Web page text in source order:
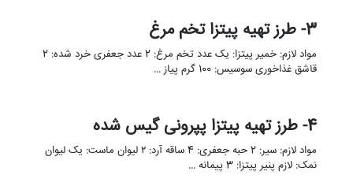
3- طرز تهیه پیتزا تخم مرغ
مواد لازم: خمیر پیتزا: یک عدد تخم مرغ: 2 عدد جعفری خرد شده: 2
قاشق غذاخوری سوسیس: 100 گرم پیاز …
4- طرز تهیه پیتزا پپرونی گیس شده
مواد لازم: سیر: 2 حبه جعفری: 4 ساقه آرد: ۲ لیوان ماست: یک لیوان
نمک: لازم پنیر پیتزا: 3 پیمانه …